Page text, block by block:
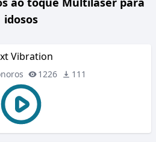
idosos
Vibration
1226 111